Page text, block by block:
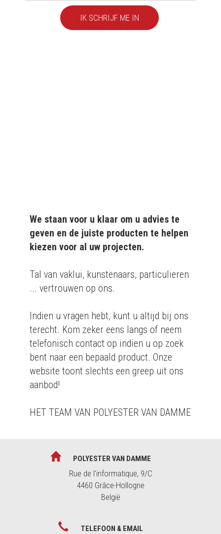
IK SCHRIJF ME IN
We staan voor u klaar om u advies te
geven en de juiste producten te helpen
kiezen voor al uw projecten.
Tal van vaklui, kunstenaars, particulieren
... vertrouwen op ons.
Indien u vragen hebt, kunt u altijd bij ons
terecht. Kom zeker eens langs of neem
telefonisch contact op indien u op zoek
bent naar een bepaald product. Onze
website toont slechts een greep uit ons
aanbod!
HET TEAM VAN POLYESTER VAN DAMME
POLYESTER VAN DAMME
Rue de l'informatique, 9/C
4460 Grâce-Hollogne
België
TELEFOON & EMAIL